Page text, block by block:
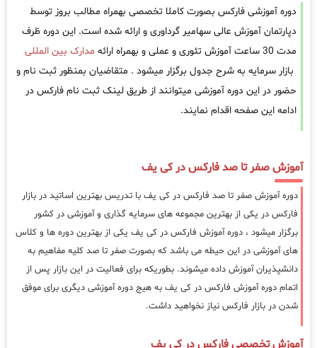
دوره آموزشی فارکس بصورت کاملا تخصصی بهمراه مطالب بروز توسط
دپارتمان آموزش عالی سهامیر گرداوری و ارائه شده است. این دوره ظرف
مدت 30 ساعت آموزش تئوری و عملی و بهمراه ارائه
مدارک بین المللی
بازار سرمایه به شرح جدول برگزار میشود . متقاضیان بمنظور ثبت نام و
حضور در این دوره آموزشی میتوانند از طریق لینک ثبت نام فارکس در
ادامه این صفحه اقدام نمایند.
آموزش صفر تا صد فارکس در کی یف
دوره آموزش صفر تا صد فارکس در کی یف با تدریس بهترین اساتید در بازار
فارکس در یکی از بهترین مجموعه های سرمایه گذاری و آموزشی در کشور
برگزار میشود ، دوره آموزش فارکس در کی یف یکی از بهترین دوره ها و کلاس
های آموزشی در این حیطه می باشد که بصورت صفر تا صد کلیه مفاهیم به
دانشپذیران آموزش داده میشوند. بطوریکه برای فعالیت در این بازار پس از
اتمام دوره آموزش فارکس در کی یف به هیج دوره آموزشی دیگری برای موفق
شدن در بازار فارکس نیاز نخواهید داشت.
آموزش تخصصی فارکس در کی یف